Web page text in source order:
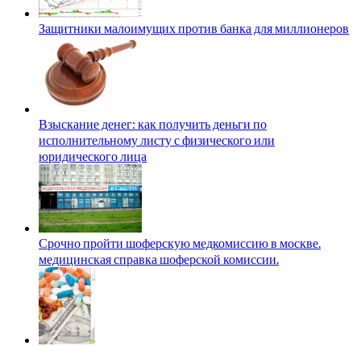
Защитники малоимущих против банка для миллионеров
Взыскание денег: как получить деньги по
исполнительному листу с физического или
юридического лица
Срочно пройти шоферскую медкомиссию в москве.
медицинская справка шоферской комиссии.